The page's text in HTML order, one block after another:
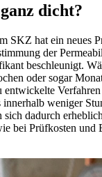
dicht?
SKZ hat ein neues
der
beschleunigt.
oder sogar
entwickelte Verfahren
innerhalb weniger
dadurch
bei Prüfkosten und